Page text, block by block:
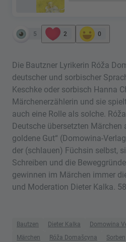
5 2 0
Die Bautzner Lyrikerin Róža
deutscher und sorbischer
Keschke oder sorbisch Hanna
Märchenerzählerin und sie
auch eine Rolle als solche.
Deutsche übersetzten Märchen
goldene Gut“ (Domowina-
der (schlauen) Füchsin selbst,
Schreiben und die
gewinnen im Märchen immer
und Moderation Dieter Kalka.
Bautzen Dieter Kalka Domowina
Märchen
Róža Domašcyna Sorben